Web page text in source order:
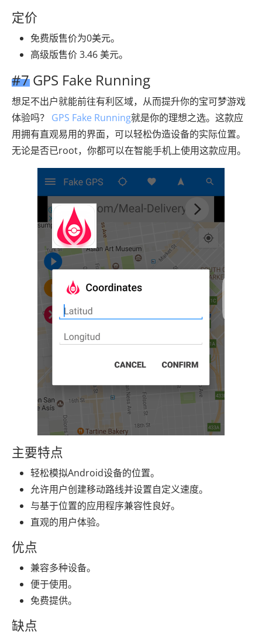
定价
免费版售价为0美元。
高级版售价 3.46 美元。
#7 GPS Fake Running
想足不出户就能前往有利区域，从而提升你的宝可梦游戏
体验吗？ GPS Fake Running就是你的理想之选。这款应
用拥有直观易用的界面，可以轻松伪造设备的实际位置。
无论是否已root，你都可以在智能手机上使用这款应用。
主要特点
轻松模拟Android设备的位置。
允许用户创建移动路线并设置自定义速度。
与基于位置的应用程序兼容性良好。
直观的用户体验。
优点
兼容多种设备。
便于使用。
免费提供。
缺点